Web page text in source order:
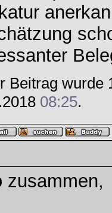
Beitrag wurde
08:25.
zusammen,